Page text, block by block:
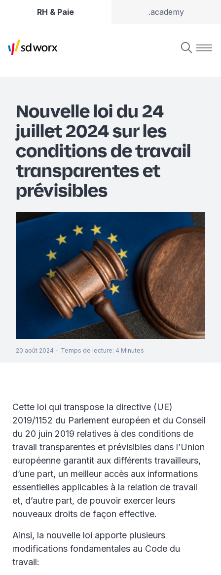
RH & Paie .academy
Nouvelle loi du 24
juillet 2024 sur les
conditions de travail
transparentes et
prévisibles
20 août 2024 - Temps de lecture: 4 Minutes
Cette loi qui transpose la directive (UE)
2019/1152 du Parlement européen et du Conseil
du 20 juin 2019 relatives à des conditions de
travail transparentes et prévisibles dans l’Union
européenne garantit aux différents travailleurs,
d’une part, un meilleur accès aux informations
essentielles applicables à la relation de travail
et, d’autre part, de pouvoir exercer leurs
nouveaux droits de façon effective.
Ainsi, la nouvelle loi apporte plusieurs
modifications fondamentales au Code du
travail: